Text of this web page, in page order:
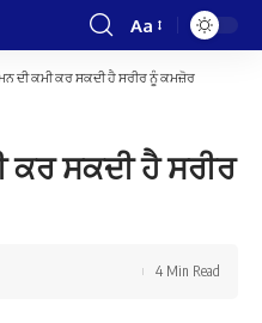
Font
Resizer
Aa
ਦੀ ਕਮੀ ਕਰ ਸਕਦੀ ਹੈ ਸਰੀਰ ਨੂੰ ਕਮਜ਼ੋਰ
ਕਰ ਸਕਦੀ ਹੈ ਸਰੀਰ
4 Min Read